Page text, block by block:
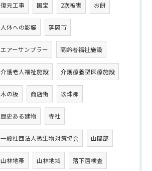
復元工事 国宝 2次被害 お餅
人体への影響 延岡市
エアーサンプラー 高齢者福祉施設
介護老人福祉施設 介護療養型医療施設
木の板 商店街 玖珠郡
歴史ある建物 寺社
一般社団法人微生物対策協会 山間部
山林地帯 山林地域 落下菌検査